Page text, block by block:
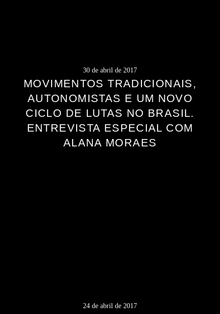
30 de abril de 2017
MOVIMENTOS TRADICIONAIS,
AUTONOMISTAS E UM NOVO
CICLO DE LUTAS NO BRASIL.
ENTREVISTA ESPECIAL COM
ALANA MORAES
24 de abril de 2017